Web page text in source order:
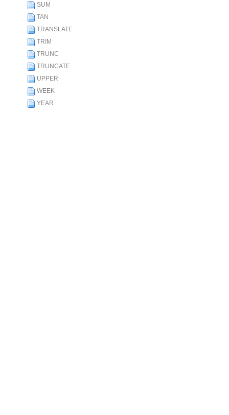
SUM
TAN
TRANSLATE
TRIM
TRUNC
TRUNCATE
UPPER
WEEK
YEAR